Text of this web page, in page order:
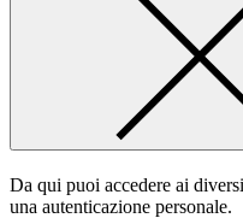
Da qui puoi accedere ai
una autenticazione personale.